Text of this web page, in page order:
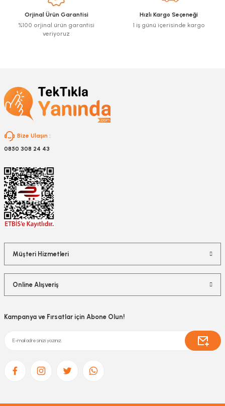
Ürün fiyatı diğer sitelerden daha pahalı.
Bu ürüne benzer farklı alternatifler olmalı.
Orjinal Ürün Garantisi
%100 orjinal ürün garantisi
veriyoruz
Hızlı Kargo Seçeneği
1 iş günü içerisinde kargo
Bize Ulaşın :
0850 308 24 43
Müşteri Hizmetleri
Online Alışveriş
Kampanya ve Fırsatlar için Abone Olun!